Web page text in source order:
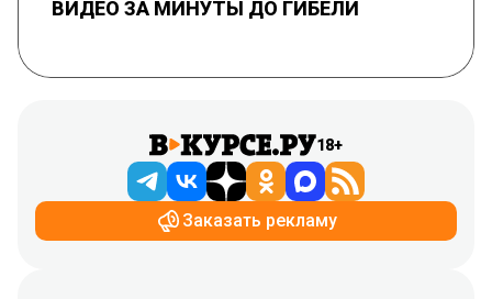
ВИДЕО ЗА МИНУТЫ ДО ГИБЕЛИ
18+
Заказать рекламу